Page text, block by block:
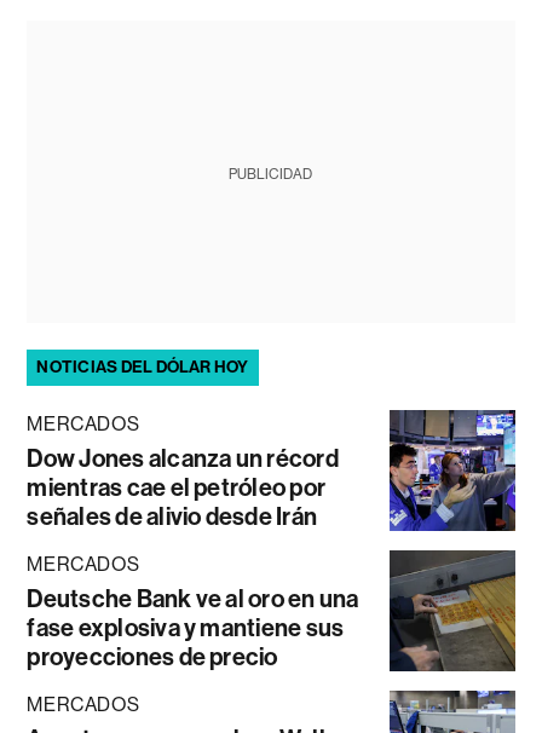
PUBLICIDAD
NOTICIAS DEL DÓLAR HOY
MERCADOS
Dow Jones alcanza un récord
mientras cae el petróleo por
señales de alivio desde Irán
MERCADOS
Deutsche Bank ve al oro en una
fase explosiva y mantiene sus
proyecciones de precio
MERCADOS